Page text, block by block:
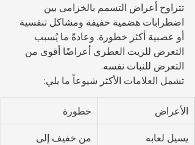
تتراوح أعراض التسمم بالخزامى بين
اضطرابات هضمية خفيفة ومشاكل تنفسية
أو عصبية أكثر خطورة. وعادةً ما يُسبب
التعرض للزيت العطري أعراضًا أقوى من
التعرض للنبات نفسه.
تشمل العلامات الأكثر شيوعاً ما يلي:
الأعراض خطورة
يسيل لعابه
من خفيف إلى